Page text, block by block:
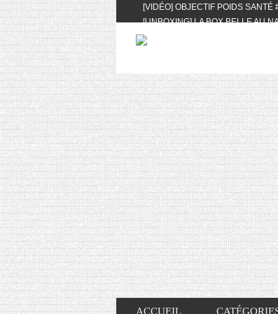
[VIDÉO] OBJECTIF POIDS
[UNBOXING] LA BOX BELLE AU
[VIDÉO] UNBOXING : LES MY
[VIDÉO] QUITOQUE #10 : MEAL
[VIDÉO] UNBOXING : LES MY
2024 FEAT. AKILA
[VIDÉO] OBJECTIF POIDS SANTÉ
VIE DES AUTRES
[VIDÉO] UNBOXING : LES MY
FÉVRIER ET MARS 2024 FEAT.
[VIDÉO] LA SÉLECTION DU MOIS
[VIDÉO] HELLOFRESH #34 :
ACCUEIL